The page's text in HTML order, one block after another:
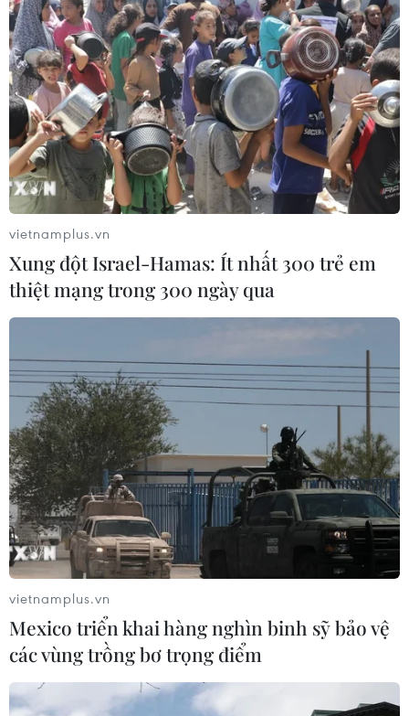
vietnamplus.vn
Xung đột Israel-Hamas: Ít nhất 300 trẻ em
thiệt mạng trong 300 ngày qua
vietnamplus.vn
Mexico triển khai hàng nghìn binh sỹ bảo vệ
các vùng trồng bơ trọng điểm